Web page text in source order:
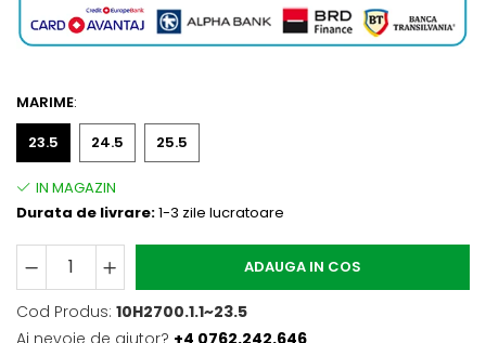
MARIME:
23.5
24.5 25.5
Durata de livrare:1-3 zile lucratoare
ADAUGA IN COS
Cod Produs: 10H2700.1.1~23.5